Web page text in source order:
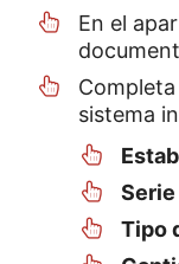
En el
sistema
Serie
Tipo